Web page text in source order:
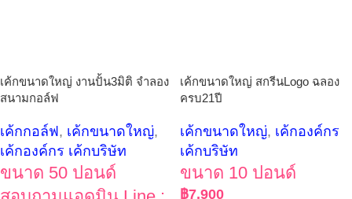
เค้กขนาดใหญ่ งานปั้น3มิติ จำลอง
สนามกอล์ฟ
เค้กกอล์ฟ, เค้กขนาดใหญ่,
เค้กองค์กร เค้กบริษัท
ขนาด 50 ปอนด์
เค้กขนาดใหญ่ สกรีนLogo ฉลอง
ครบ21ปี
เค้กขนาดใหญ่, เค้กองค์กร
เค้กบริษัท
ขนาด 10 ปอนด์
฿7,900